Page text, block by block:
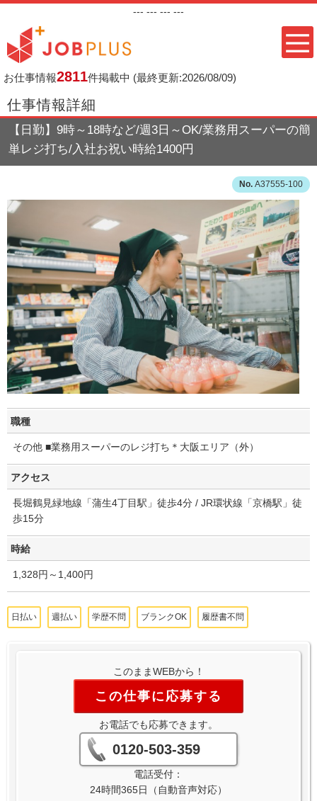
--- --- --- ---
お仕事情報2811件掲載中 (最終更新:2026/08/09)
仕事情報詳細
【日勤】9時～18時など/週3日～OK/業務用スーパーの簡
単レジ打ち/入社お祝い時給1400円
A37555-100
職種
その他 ■業務用スーパーのレジ打ち＊大阪エリア（外）
アクセス
長堀鶴見緑地線「蒲生4丁目駅」徒歩4分 / JR環状線「京橋駅」徒
歩15分
時給
1,328円～1,400円
日払い 週払い 学歴不問 ブランクOK 履歴書不問
このままWEBから！
この仕事に応募する
お電話でも応募できます。
0120-503-359
電話受付：
24時間365日（自動音声対応）